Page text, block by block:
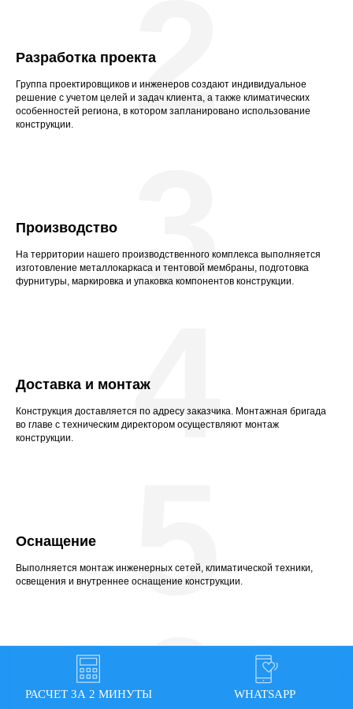
РАСЧЕТ ЗА 2 МИНУТЫ WHATSAPP
Разработка проекта
Группа проектировщиков и инженеров создают индивидуальное
решение с учетом целей и задач клиента, а также климатических
особенностей региона, в котором запланировано использование
конструкции.
2
Производство
На территории нашего производственного комплекса выполняется
изготовление металлокаркаса и тентовой мембраны, подготовка
фурнитуры, маркировка и упаковка компонентов конструкции.
3
Доставка и монтаж
Конструкция доставляется по адресу заказчика. Монтажная бригада
во главе с техническим директором осуществляют монтаж
конструкции.
4
Оснащение
Выполняется монтаж инженерных сетей, климатической техники,
освещения и внутреннее оснащение конструкции.
5
Обслуживание